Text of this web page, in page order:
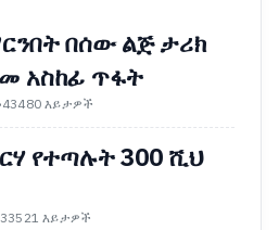
በሰው ልጅ ታሪክ
አስከፊ ጥፋት
43480 እይታዎች
የተጣሉት 300 ሺህ
33521 እይታዎች